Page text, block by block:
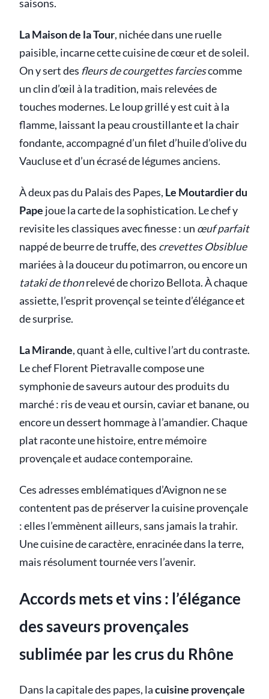
saisons.
La Maison de la Tour, nichée dans une ruelle
paisible, incarne cette cuisine de cœur et de soleil.
On y sert des fleurs de courgettes farciescomme
un clin d’œil à la tradition, mais relevées de
touches modernes. Le loup grillé y est cuit à la
flamme, laissant la peau croustillante et la chair
fondante, accompagné d’un filet d’huile d’olive du
Vaucluse et d’un écrasé de légumes anciens.
À deux pas du Palais des Papes, Le Moutardier du
Pape joue la carte de la sophistication. Le chef y
revisite les classiques avec finesse : un œuf parfait
nappé de beurre de truffe, des crevettes Obsiblue
mariées à la douceur du potimarron, ou encore un
tataki de thonrelevé de chorizo Bellota. À chaque
assiette, l’esprit provençal se teinte d’élégance et
de surprise.
La Mirande, quant à elle, cultive l’art du contraste.
Le chef Florent Pietravalle compose une
symphonie de saveurs autour des produits du
marché : ris de veau et oursin, caviar et banane, ou
encore un dessert hommage à l’amandier. Chaque
plat raconte une histoire, entre mémoire
provençale et audace contemporaine.
Ces adresses emblématiques d’Avignon ne se
contentent pas de préserver la cuisine provençale
: elles l’emmènent ailleurs, sans jamais la trahir.
Une cuisine de caractère, enracinée dans la terre,
mais résolument tournée vers l’avenir.
Accords mets et vins : l’élégance
des saveurs provençales
sublimée par les crus du Rhône
Dans la capitale des papes, lacuisine provençale